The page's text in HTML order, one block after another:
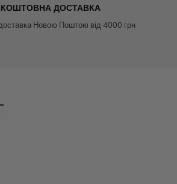
ДОСТАВКА
Новою Поштою від 4000 грн